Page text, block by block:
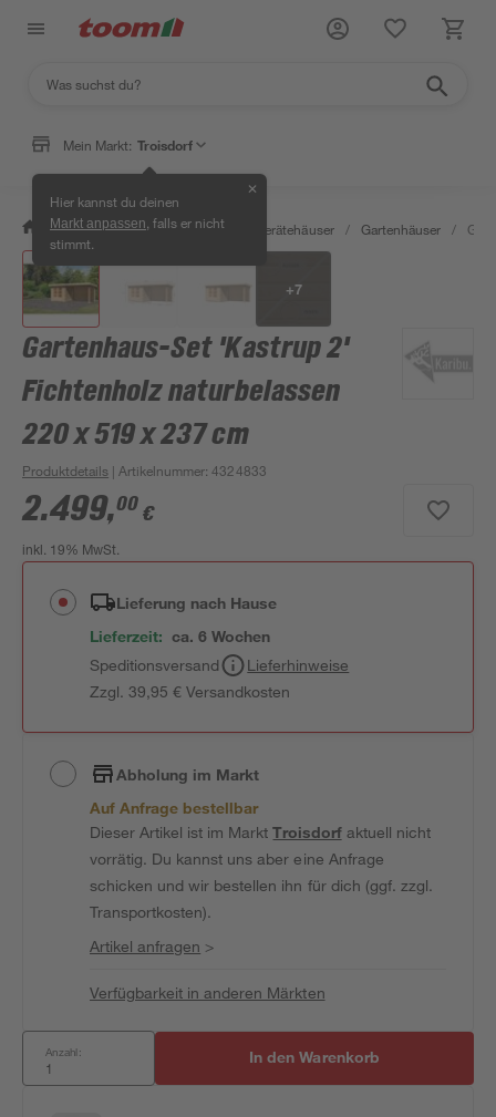
Mein Markt: Troisdorf
Hier kannst du deinen
Markt anpassen , falls er nicht
stimmt.
✕
/ Garten & Freizeit / Garten- & Gerätehäuser / Gartenhäuser /
+7
Gartenhaus-Set 'Kastrup 2'
Fichtenholz naturbelassen
220 x 519 x 237 cm
Produktdetails | Artikelnummer:4324833
2.499,00 €
inkl. 19% MwSt.
Lieferung nach Hause
Lieferzeit: ca. 6 Wochen
Speditionsversand
Lieferhinweise
Zzgl. 39,95 € Versandkosten
Abholung im Markt
Auf Anfrage bestellbar
Dieser Artikel ist im MarktTroisdorfaktuell nicht
vorrätig. Du kannst uns aber eine Anfrage
schicken und wir bestellen ihn für dich (ggf. zzgl.
Transportkosten).
Artikel anfragen >
Verfügbarkeit in anderen Märkten
Anzahl: In den Warenkorb